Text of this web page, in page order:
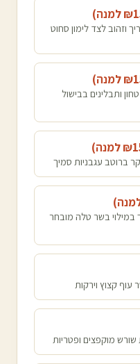
למנה)
וזהוב לצד לימון סחוט
למנה)
ותבלינים בבישול
למנה)
ברוטב עגבניות סמיך
)
בשר טלה מובחר
עוף קצוץ וירקות
שורש מוקפצים ופטריות